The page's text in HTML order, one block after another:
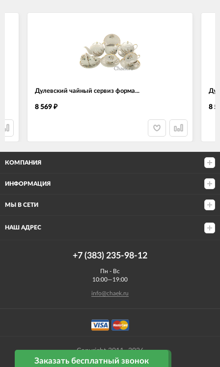
Дулевский чайный сервиз форма...
8 569 ₽ 8
КОМПАНИЯ
ИНФОРМАЦИЯ
МЫ В СЕТИ
НАШ АДРЕС
+7 (383) 235-98-12
Пн - Вс
10:00—19:00
info@chaek.ru
Copyright 2011- 2026
Заказать бесплатный звонок